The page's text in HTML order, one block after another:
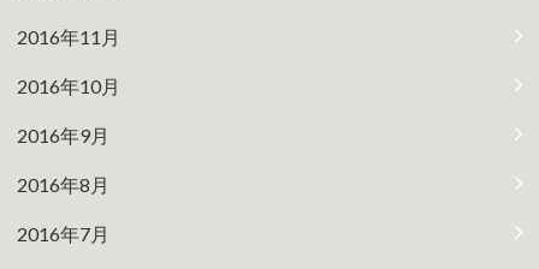
2016年11月
2016年10月
2016年9月
2016年8月
2016年7月